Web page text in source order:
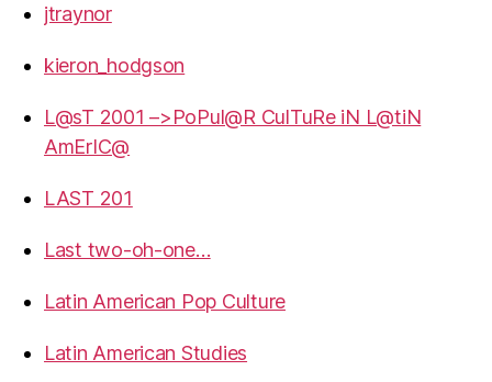
jtraynor
kieron_hodgson
L@sT 2001 –>PoPul@R CulTuRe iN L@tiN
AmErIC@
LAST 201
Last two-oh-one…
Latin American Pop Culture
Latin American Studies